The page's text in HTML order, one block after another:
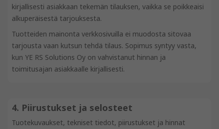
kirjallisesti asiakkaan tekemän tilauksen, vaikka se poikkeaisi
alkuperäisestä tarjouksesta.
Tuotteiden mainonta verkkosivuilla ei muodosta sitovaa
tarjousta vaan kutsun tehdä tilaus. Sopimus syntyy vasta,
kun YE RS Solutions Oy on vahvistanut hinnan ja
toimitusajan asiakkaalle kirjallisesti.
4. Piirustukset ja selosteet
Tuotekuvaukset, tekniset tiedot, piirustukset ja hinnat